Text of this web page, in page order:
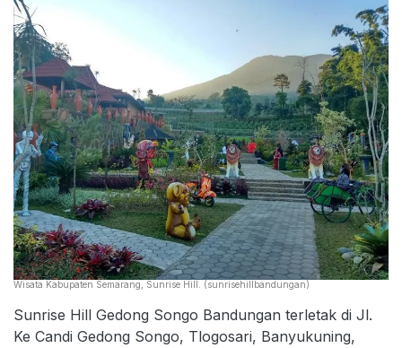
Wisata Kabupaten Semarang, Sunrise Hill. (sunrisehillbandungan)
Sunrise Hill Gedong Songo Bandungan terletak di Jl.
Ke Candi Gedong Songo, Tlogosari, Banyukuning,